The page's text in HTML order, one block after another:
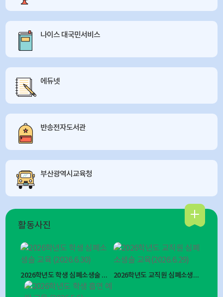
나이스 대국민서비스
에듀넷
반송전자도서관
부산광역시교육청
활동사진
2026학년도 학생 심폐소생술 교육 (2026.6.30) 2026학년도 교직원 심폐소생술 교육(2026.6.29)